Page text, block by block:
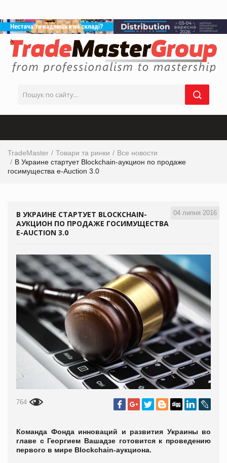
TradeMaster Товари та ринки
Все новости
В Украине стартует Blockchain-аукцион по продаже
гоcимущества e-Auction 3.0
04 липня 2016
В УКРАИНЕ СТАРТУЕТ BLOCKCHAIN-
АУКЦИОН ПО ПРОДАЖЕ ГОCИМУЩЕСТВА
E-AUCTION 3.0
764
Команда Фонда инноваций и развития Украины во
главе с Георгием Вашадзе готовится к проведению
первого в мире Blockchain-аукциона.